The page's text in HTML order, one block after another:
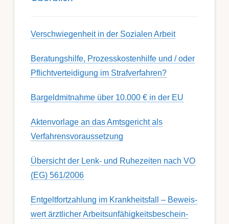
Ver­schwieg­en­heit in der Soz­ial­en Ar­beit
Berat­ungs­hil­fe, Pro­zess­kost­en­hilfe und / oder
Pflicht­ver­teidig­ung im Strafverfahren?
Bargeldmitnahme über 10.000 € in der EU
Aktenvorlage an das Amtsgericht als
Verfahrensvoraussetzung
Übersicht der Lenk- und Ruhezeiten nach VO
(EG) 561/2006
Ent­gelt­fort­zahl­ung im Krank­heits­fall – Be­weis­
wert ärzt­lich­er Ar­beits­un­fähig­keits­be­schein­